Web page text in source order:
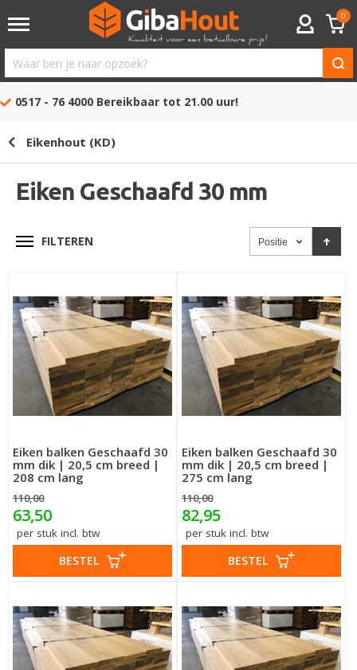
ACCOUNT
0
Waar
ben
opzoek?
0517 - 76 4000 Bereikbaar tot 21.00 uur!
Eikenhout (KD)
Eiken Geschaafd 30 mm
FILTEREN Positie
Eiken balken Geschaafd 30
mm dik | 20,5 cm breed |
208 cm lang
110,00
63,50
per stuk incl. btw
BESTEL
Eiken balken Geschaafd 30
mm dik | 20,5 cm breed |
275 cm lang
110,00
82,95
per stuk incl. btw
BESTEL